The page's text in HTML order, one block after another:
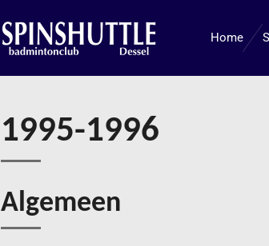
Home
1995-1996
Algemeen